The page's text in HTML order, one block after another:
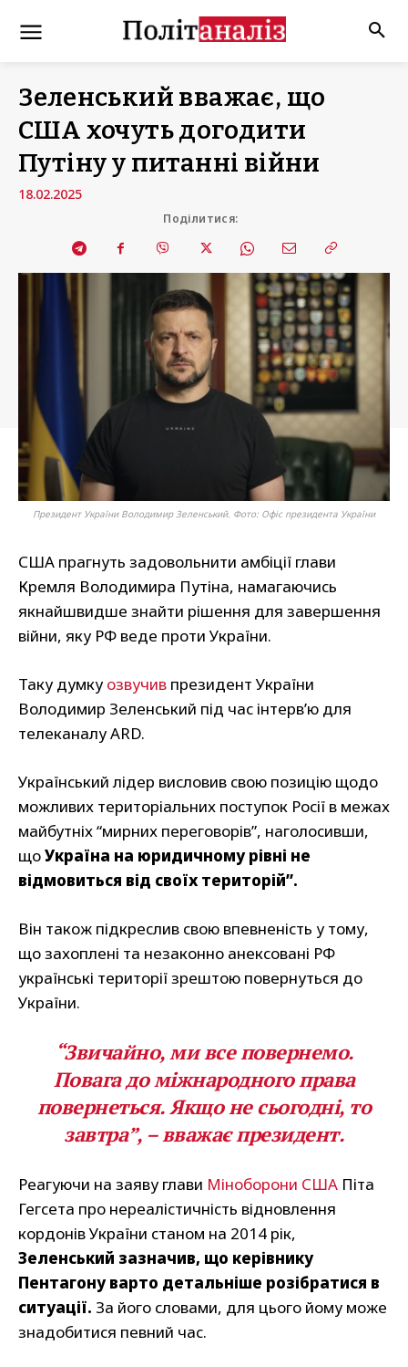
Зеленський вважає, що
США хочуть догодити
Путіну у питанні війни
18.02.2025
Поділитися:
Президент України Володимир Зеленський. Фото: Офіс президента України
США прагнуть задовольнити амбіції глави
Кремля Володимира Путіна, намагаючись
якнайшвидше знайти рішення для завершення
війни, яку РФ веде проти України.
Таку думку озвучив президент України
Володимир Зеленський під час інтерв’ю для
телеканалу ARD.
Український лідер висловив свою позицію щодо
можливих територіальних поступок Росії в межах
майбутніх “мирних переговорів”, наголосивши,
щоУкраїна на юридичному рівні не
відмовиться від своїх територій”.
Він також підкреслив свою впевненість у тому,
що захоплені та незаконно анексовані РФ
українські території зрештою повернуться до
України.
“Звичайно, ми все повернемо.
Повага до міжнародного права
повернеться. Якщо не сьогодні, то
завтра”, – вважає президент.
Реагуючи на заяву глави Міноборони США Піта
Гегсета про нереалістичність відновлення
кордонів України станом на 2014 рік,
Зеленський зазначив, що керівнику
Пентагону варто детальніше розібратися в
ситуації. За його словами, для цього йому може
знадобитися певний час.